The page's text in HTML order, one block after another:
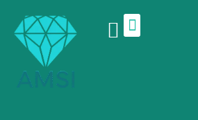
contenido